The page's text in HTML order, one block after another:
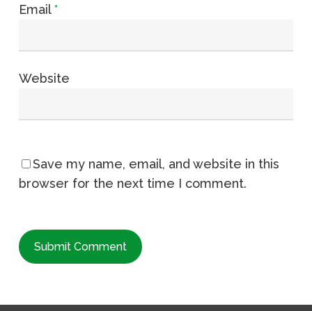
Email*
Website
Save my name, email, and website in this
browser for the next time I comment.